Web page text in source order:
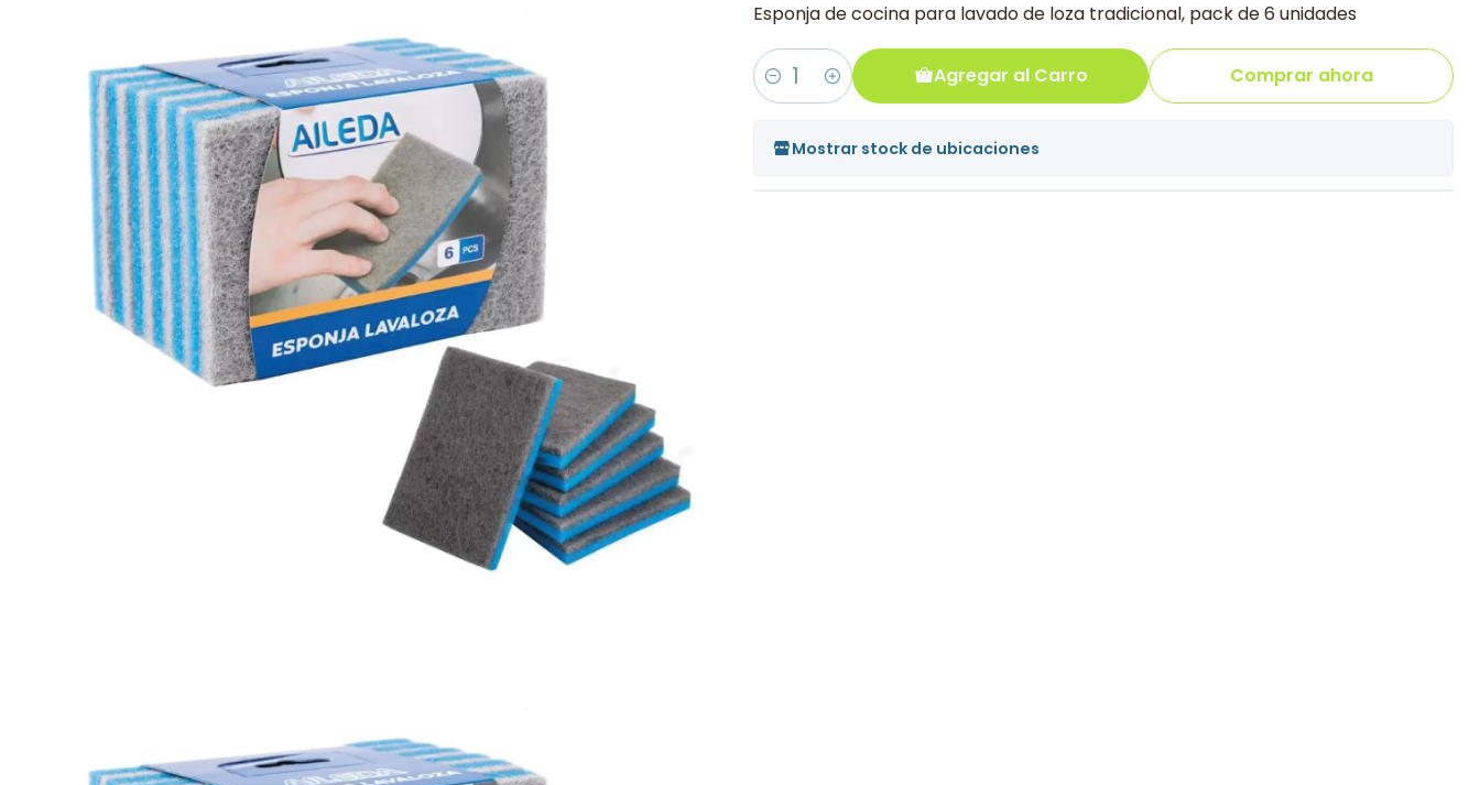
Esponja de cocina para lavado de loza tradicional, pack de 6 unidades
Cantidad
Agregar al Carro Comprar ahora
Mostrar stock de ubicaciones